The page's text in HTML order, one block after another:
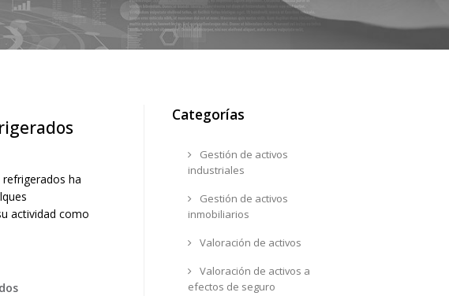
ha
actividad como
Categorías
Gestión de activos
industriales
Gestión de activos
inmobiliarios
Valoración de activos
Valoración de activos a
efectos de seguro